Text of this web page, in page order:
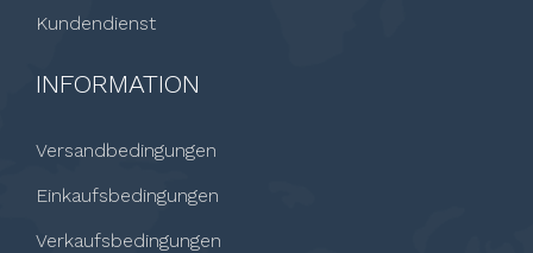
Kundendienst
INFORMATION
Versandbedingungen
Einkaufsbedingungen
Verkaufsbedingungen